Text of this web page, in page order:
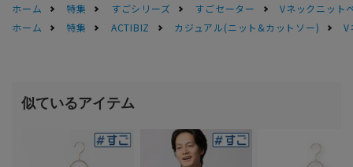
ホーム
特集 すごシリーズ すごセーター
Vネックニット
ホーム
特集 ACTIBIZ カジュアル(ニット&カットソー) V